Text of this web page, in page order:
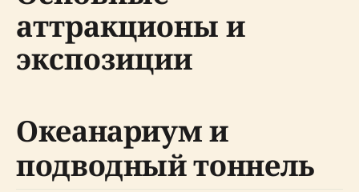
аттракционы и
экспозиции
Океанариум и
подводный тоннель